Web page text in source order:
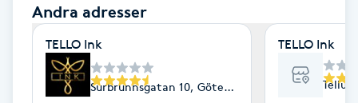
Hatha Yoga
Headspa
Andra adresser
TELLO Ink
Surbrunnsgatan 10, Göteborg
TELLO Ink